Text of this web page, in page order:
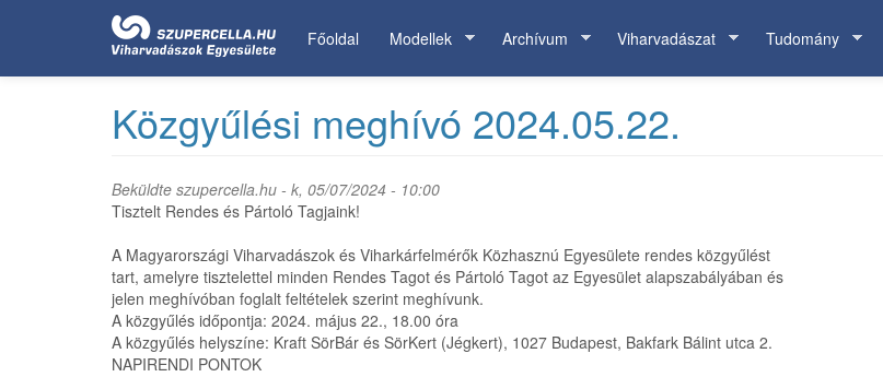
Főoldal Modellek Archívum Viharvadászat Tudomány
Közgyűlési meghívó 2024.05.22.
Beküldte szupercella.hu - k, 05/07/2024 - 10:00
Tisztelt Rendes és Pártoló Tagjaink!
A Magyarországi Viharvadászok és Viharkárfelmérők Közhasznú Egyesülete rendes közgyűlést
tart, amelyre tisztelettel minden Rendes Tagot és Pártoló Tagot az Egyesület alapszabályában és
jelen meghívóban foglalt feltételek szerint meghívunk.
A közgyűlés időpontja: 2024. május 22., 18.00 óra
A közgyűlés helyszíne: Kraft SörBár és SörKert (Jégkert), 1027 Budapest, Bakfark Bálint utca 2.
NAPIRENDI PONTOK